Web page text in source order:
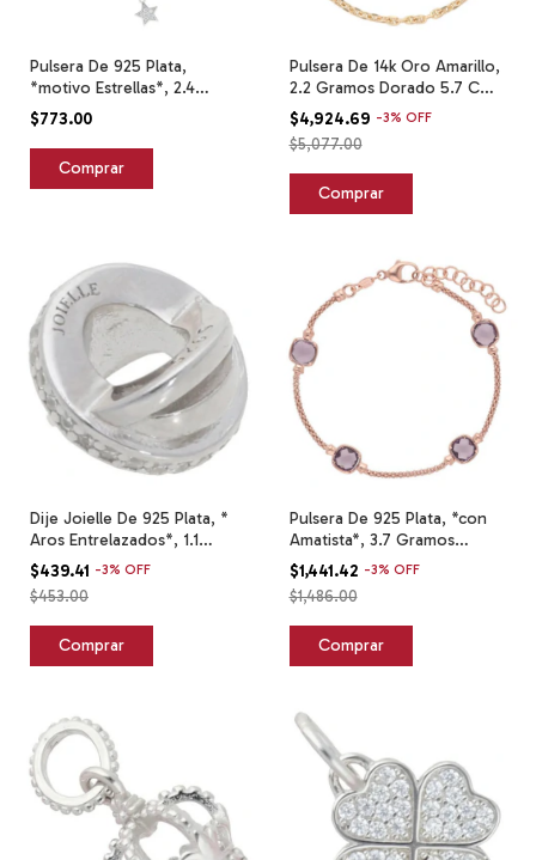
Pulsera De 925 Plata,
*motivo Estrellas*, 2.4
Gramos. Plateado 6.5 Cm
20.5 Cm
$773.00
Pulsera De 14k Oro Amarillo,
2.2 Gramos Dorado 5.7 Cm
18 Cm
$4,924.69 -3% OFF
$5,077.00
Dije Joielle De 925 Plata, *
Aros Entrelazados*, 1.1
Gramos Plateado
$439.41 -3% OFF
$453.00
Pulsera De 925 Plata, *con
Amatista*, 3.7 Gramos
Rosada 6 Cm 19 Cm
$1,441.42 -3% OFF
$1,486.00